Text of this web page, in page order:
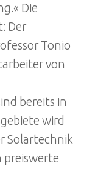
Die
Der
Tonio
von
bereits in
wird
Solartechnik
preiswerte